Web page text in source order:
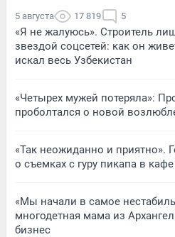
5 августа 17 819 5
«Я не жалуюсь». Строитель
звездой соцсетей: как он
искал весь Узбекистан
«Четырех мужей потеряла»:
проболтался о новой
«Так неожиданно и приятно».
о съемках с гуру пикапа в
«Мы начали в самое
многодетная мама из
бизнес